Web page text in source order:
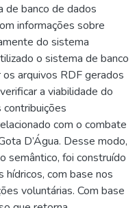
de banco de dados
informações sobre
do sistema
o sistema de banco
arquivos RDF gerados
a viabilidade do
com o combate
D’Água. Desse modo,
semântico, foi construído
hídricos, com base nos
voluntárias. Com base